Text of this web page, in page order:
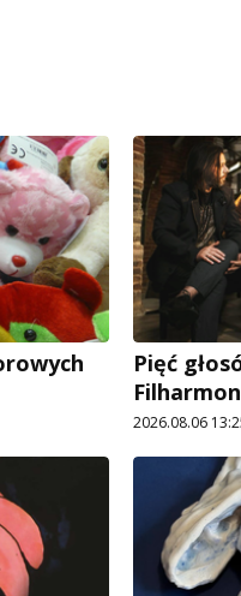
Pięć
2026.08.06